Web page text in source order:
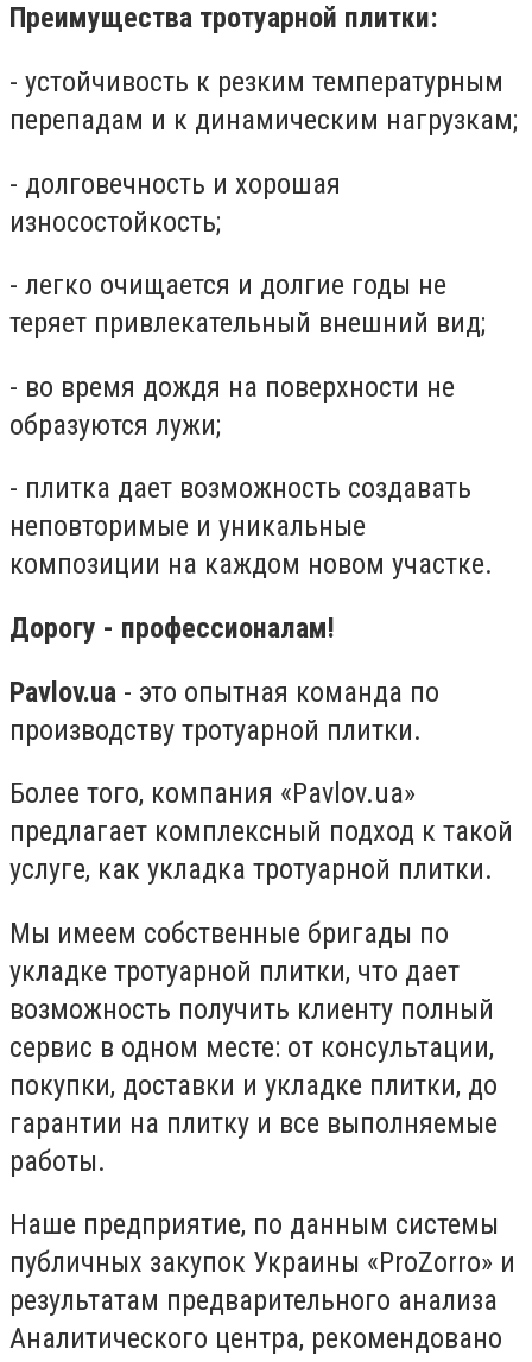
Преимущества тротуарной плитки:
- устойчивость к резким температурным
перепадам и к динамическим нагрузкам;
- долговечность и хорошая
износостойкость;
- легко очищается и долгие годы не
теряет привлекательный внешний вид;
- во время дождя на поверхности не
образуются лужи;
- плитка дает возможность создавать
неповторимые и уникальные
композиции на каждом новом участке.
Дорогу - профессионалам!
Pavlov.ua - это опытная команда по
производству тротуарной плитки.
Более того, компания «Pavlov.ua»
предлагает комплексный подход к такой
услуге, как укладка тротуарной плитки.
Мы имеем собственные бригады по
укладке тротуарной плитки, что дает
возможность получить клиенту полный
сервис в одном месте: от консультации,
покупки, доставки и укладке плитки, до
гарантии на плитку и все выполняемые
работы.
Наше предприятие, по данным системы
публичных закупок Украины «ProZorro» и
результатам предварительного анализа
Аналитического центра, рекомендовано